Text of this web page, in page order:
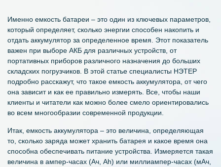
Именно емкость батареи – это один из ключевых параметров,
который определяет, сколько энергии способен накопить и
отдать аккумулятор за определенное время. Этот показатель
важен при выборе АКБ для различных устройств, от
портативных приборов различного назначения до больших
складских погрузчиков. В этой статье специалисты НЭТЕР
подробно расскажут, что такое емкость аккумулятора, от чего
она зависит и как ее правильно измерять. Все, чтобы наши
клиенты и читатели как можно более смело ориентировались
во всем многообразии современной продукции.
Итак, емкость аккумулятора – это величина, определяющая
то, сколько заряда может хранить батарея и какое время она
способна обеспечивать питание устройства. Измеряется такая
величина в ампер-часах (Ач, Ah) или миллиампер-часах (мАч,